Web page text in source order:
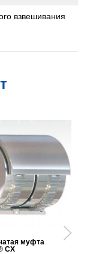
взвешивания
муфта
CX